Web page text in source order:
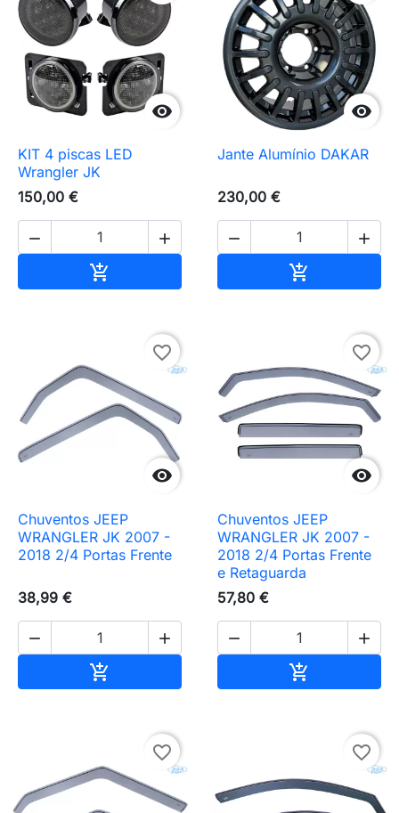

KIT 4 piscas LED
Wrangler JK
150,00 €
 


Jante Alumínio DAKAR
230,00 €
 


favorite_border
Chuventos JEEP
WRANGLER JK 2007 -
2018 2/4 Portas Frente
38,99 €
 


favorite_border
Chuventos JEEP
WRANGLER JK 2007 -
2018 2/4 Portas Frente
e Retaguarda
57,80 €
 

favorite_border favorite_border